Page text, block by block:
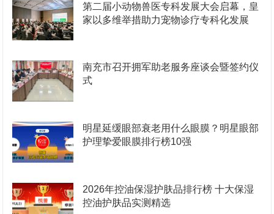
第二届小动物兽医专科发展大会启幕，皇
家以多维举措助力宠物诊疗专科化发展
南充市召开拥军助老服务座谈会暨签约仪
式
明星延缓眼部衰老用什么眼膜？明星眼部
护理挚爱眼膜排行榜10强
2026年控油保湿护肤品排行榜 十大保湿
控油护肤品实测精选